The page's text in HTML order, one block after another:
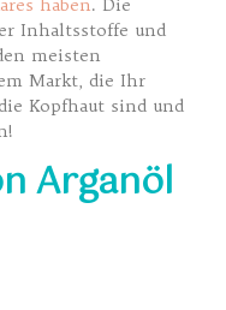
haben. Die
Inhaltsstoffe und
meisten
Markt, die Ihr
Kopfhaut sind und
Arganöl